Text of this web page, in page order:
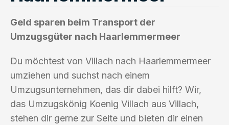
Geld sparen beim Transport der
Umzugsgüter nach Haarlemmermeer
Du möchtest von Villach nach Haarlemmermeer
umziehen und suchst nach einem
Umzugsunternehmen, das dir dabei hilft? Wir,
das Umzugskönig Koenig Villach aus Villach,
stehen dir gerne zur Seite und bieten dir einen